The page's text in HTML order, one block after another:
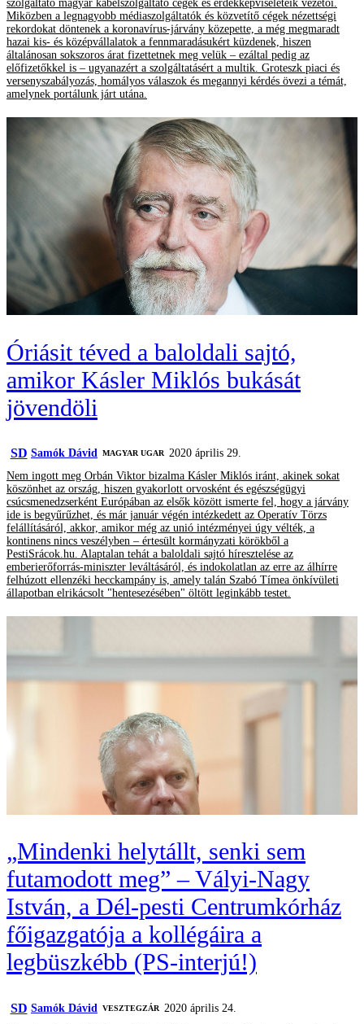
szolgáltató magyar kábelszolgáltató cégek és érdekképviseleteik vezetői.
Miközben a legnagyobb médiaszolgáltatók és közvetítő cégek nézettségi
rekordokat döntenek a koronavírus-járvány közepette, a még megmaradt
hazai kis- és középvállalatok a fennmaradásukért küzdenek, hiszen
általánosan sokszoros árat fizettetnek meg velük – ezáltal pedig az
előfizetőkkel is – ugyanazért a szolgáltatásért a multik. Groteszk piaci és
versenyszabályozás, homályos válaszok és megannyi kérdés övezi a témát,
amelynek portálunk járt utána.
Óriásit téved a baloldali sajtó,
amikor Kásler Miklós bukását
jövendöli
SD Samók Dávid MAGYAR UGAR 2020 április 29.
Nem ingott meg Orbán Viktor bizalma Kásler Miklós iránt, akinek sokat
köszönhet az ország, hiszen gyakorlott orvosként és egészségügyi
csúcsmenedzserként Európában az elsők között ismerte fel, hogy a járvány
ide is begyűrűzhet, és már január végén intézkedett az Operatív Törzs
felállításáról, akkor, amikor még az unió intézményei úgy vélték, a
kontinens nincs veszélyben – értesült kormányzati körökből a
PestiSrácok.hu. Alaptalan tehát a baloldali sajtó híresztelése az
emberierőforrás-miniszter leváltásáról, és indokolatlan az erre az álhírre
felhúzott ellenzéki hecckampány is, amely talán Szabó Tímea önkívületi
állapotban elrikácsolt "hentesezésében" öltött leginkább testet.
„Mindenki helytállt, senki sem
futamodott meg” – Vályi-Nagy
István, a Dél-pesti Centrumkórház
főigazgatója a kollégáira a
legbüszkébb (PS-interjú!)
SD Samók Dávid VESZTEGZÁR 2020 április 24.